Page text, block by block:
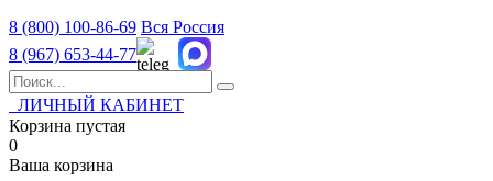
8 (800) 100-86-69 Вся Россия
8 (967) 653-44-77
ЛИЧНЫЙ КАБИНЕТ
Корзина пустая
0
Ваша корзина